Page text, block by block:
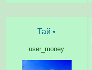
Тай •
user_money